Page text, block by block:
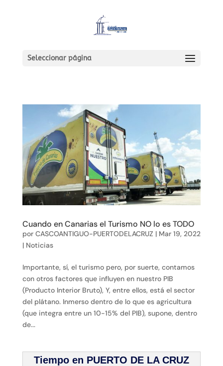
Seleccionar página
Cuando en Canarias el Turismo NO lo es TODO
por CASCOANTIGUO-PUERTODELACRUZ | Mar 19, 2022
| Noticias
Importante, sí, el turismo pero, por suerte, contamos
con otros factores que influyen en nuestro PIB
(Producto Interior Bruto), Y, entre ellos, está el sector
del plátano. Inmerso dentro de lo que es agricultura
(que integra entre un 10-15% del PIB), supone, dentro
de...
Tiempo en PUERTO DE LA CRUZ